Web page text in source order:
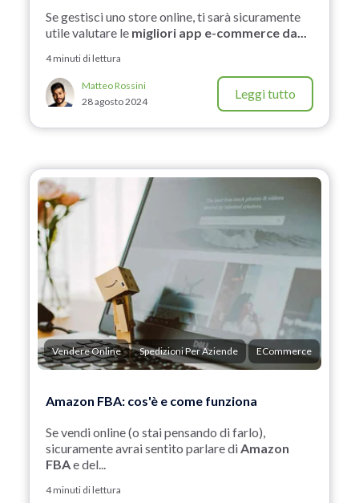
Se gestisci uno store online, ti sarà sicuramente
utile valutare le migliori app e-commerce da...
4 minuti di lettura
Matteo Rossini
28 agosto 2024
Leggi tutto
Vendere Online Spedizioni Per Aziende ECommerce
Amazon FBA: cos'è e come funziona
Se vendi online (o stai pensando di farlo),
sicuramente avrai sentito parlare diAmazon
FBAe del...
4 minuti di lettura